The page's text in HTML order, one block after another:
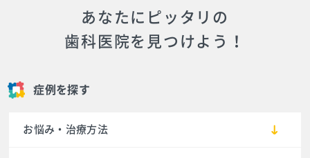
あなたにピッタリの
歯科医院を見つけよう！
症例を探す
お悩み・治療方法